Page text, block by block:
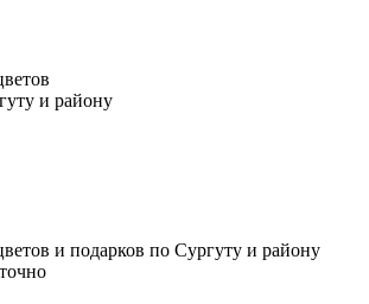
и району
и подарков по Сургуту и району